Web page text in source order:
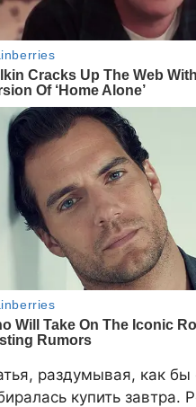
раздумывая, как бы
купить завтра.